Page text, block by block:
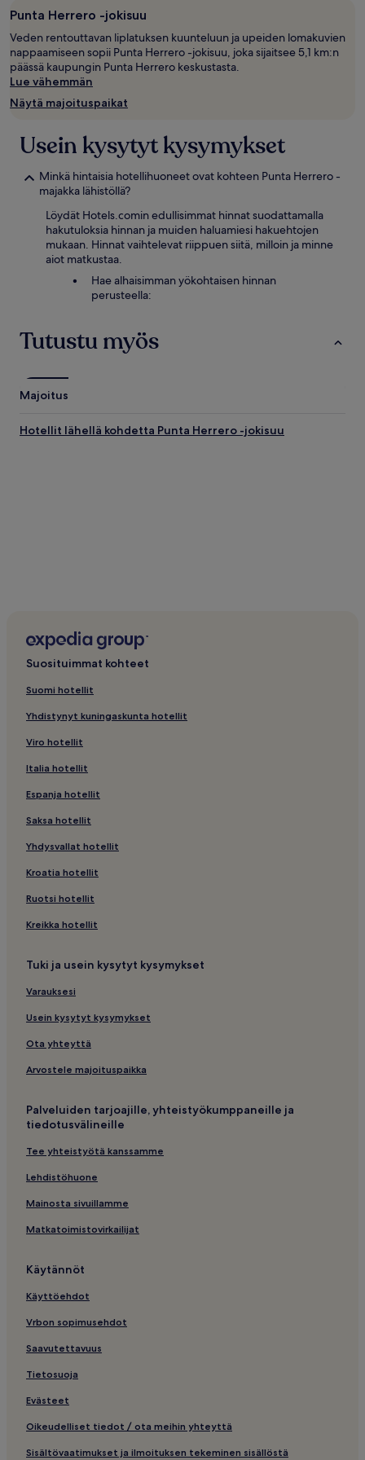
Punta Herrero -jokisuu
Veden rentouttavan liplatuksen kuunteluun ja upeiden lomakuvien
nappaamiseen sopii Punta Herrero -jokisuu, joka sijaitsee 5,1 km:n
päässä kaupungin Punta Herrero keskustasta.
Lue vähemmän
Näytä majoituspaikat
Usein kysytyt kysymykset
Minkä hintaisia hotellihuoneet ovat kohteen Punta Herrero -
majakka lähistöllä?
Löydät Hotels.comin edullisimmat hinnat suodattamalla
hakutuloksia hinnan ja muiden haluamiesi hakuehtojen
mukaan. Hinnat vaihtelevat riippuen siitä, milloin ja minne
aiot matkustaa.
Hae alhaisimman yökohtaisen hinnan
perusteella:
Tutustu myös
Majoitus
Hotellit lähellä kohdetta Punta Herrero -jokisuu
Suosituimmat kohteet
Suomi hotellit
Yhdistynyt kuningaskunta hotellit
Viro hotellit
Italia hotellit
Espanja hotellit
Saksa hotellit
Yhdysvallat hotellit
Kroatia hotellit
Ruotsi hotellit
Kreikka hotellit
Tuki ja usein kysytyt kysymykset
Varauksesi
Usein kysytyt kysymykset
Ota yhteyttä
Arvostele majoituspaikka
Palveluiden tarjoajille, yhteistyökumppaneille ja
tiedotusvälineille
Tee yhteistyötä kanssamme
Lehdistöhuone
Mainosta sivuillamme
Matkatoimistovirkailijat
Käytännöt
Käyttöehdot
Vrbon sopimusehdot
Saavutettavuus
Tietosuoja
Evästeet
Oikeudelliset tiedot / ota meihin yhteyttä
Sisältövaatimukset ja ilmoituksen tekeminen sisällöstä